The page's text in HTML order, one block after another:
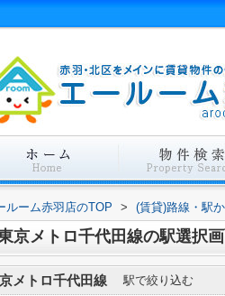
ルーム赤羽店のTOP > (賃貸)路線・駅
京メトロ千代田線の駅選択
メトロ千代田線 駅で絞り込む